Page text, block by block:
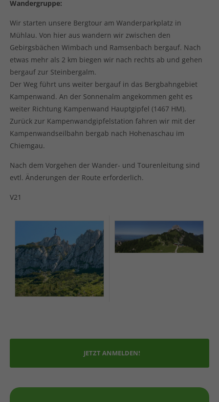
Wandergruppe:
Wir starten unsere Bergtour am Wanderparkplatz in
Mühlau. Von hier aus wandern wir zwischen den
Gebirgsbächen Wimbach und Ramsenbach bergauf. Nach
etwas mehr als 2 km biegen wir nach rechts ab und gehen
bergauf zur Steinbergalm.
Der Weg führt uns weiter bergauf in das Bergbahngebiet
Kampenwand. An der Sonnenalm angekommen geht es
weiter Richtung Kampenwand Hauptgipfel (1467 HM).
Zurück zur Kampenwandgipfelstation fahren wir mit der
Kampenwandseilbahn bergab nach Hohenaschau im
Chiemgau.
Nach dem Vorgehen der Wander- und Tourenleitung sind
evtl. Änderungen der Route erforderlich.
V21
JETZT ANMELDEN!